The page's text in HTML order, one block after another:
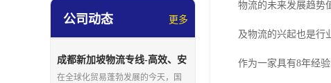
公司动态 更多
成都新加坡物流专线-高效、安
全、快速的货物运输服务
在全球化贸易蓬勃发展的今天，国
物流的未来发展趋势
及物流的兴起也是行
作为一家具有8年经